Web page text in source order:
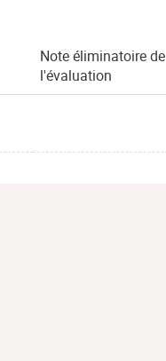
Note éliminatoire de
l'évaluation